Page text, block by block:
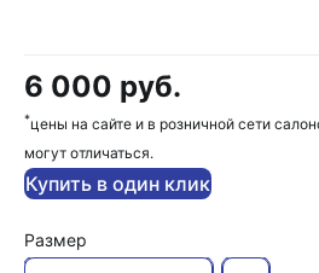
6 000 руб.
*цены на сайте и в розничной сети
могут отличаться.
Купить в один клик
Размер